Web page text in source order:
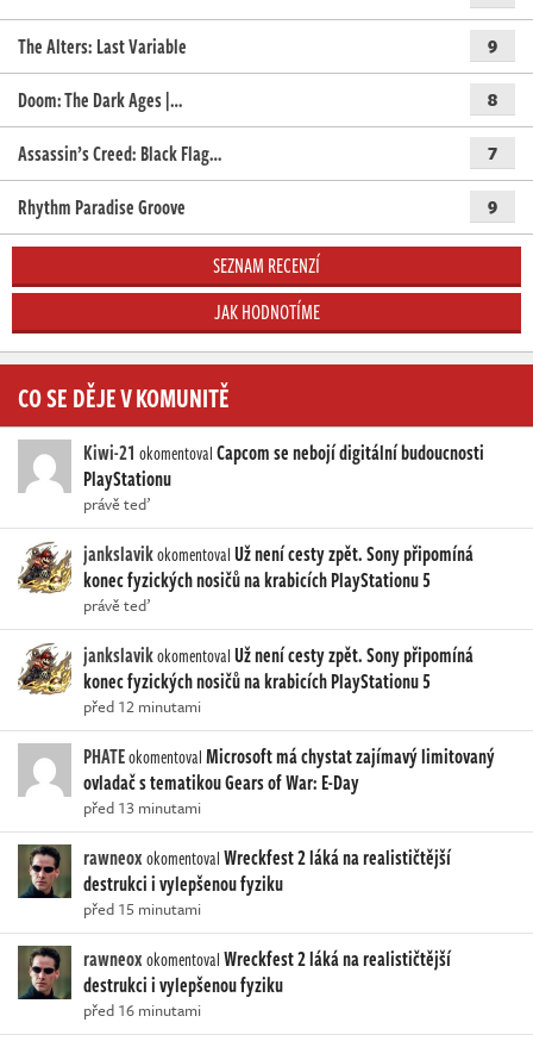
The Alters: Last Variable 9
Doom: The Dark Ages |… 8
Assassin’s Creed: Black Flag… 7
Rhythm Paradise Groove 9
SEZNAM RECENZÍ
JAK HODNOTÍME
CO SE DĚJE V KOMUNITĚ
Kiwi-21 okomentovalCapcom se nebojí digitální budoucnosti
PlayStationu
právě teď
jankslavikokomentovalUž není cesty zpět. Sony připomíná
konec fyzických nosičů na krabicích PlayStationu 5
právě teď
jankslavikokomentovalUž není cesty zpět. Sony připomíná
konec fyzických nosičů na krabicích PlayStationu 5
před 12 minutami
PHATEokomentovalMicrosoft má chystat zajímavý limitovaný
ovladač s tematikou Gears of War: E-Day
před 13 minutami
rawneoxokomentovalWreckfest 2 láká na realističtější
destrukci i vylepšenou fyziku
před 15 minutami
rawneoxokomentovalWreckfest 2 láká na realističtější
destrukci i vylepšenou fyziku
před 16 minutami